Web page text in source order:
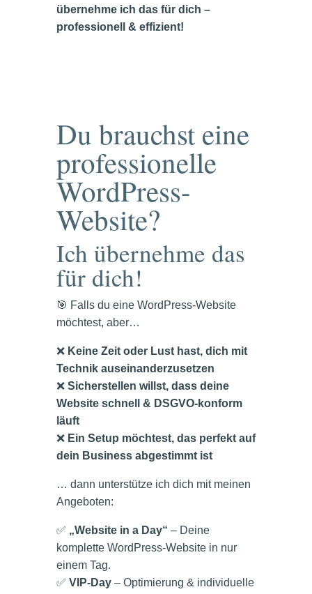
übernehme ich das für dich –
professionell & effizient!
Du brauchst eine
professionelle
WordPress-
Website?
Ich übernehme das
für dich!
🎯 Falls du eine WordPress-Website
möchtest, aber…
❌ Keine Zeit oder Lust hast, dich mit
Technik auseinanderzusetzen
❌ Sicherstellen willst, dass deine
Website schnell & DSGVO-konform
läuft
❌ Ein Setup möchtest, das perfekt auf
dein Business abgestimmt ist
… dann unterstütze ich dich mit meinen
Angeboten:
✅ „Website in a Day“ – Deine
komplette WordPress-Website in nur
einem Tag.
✅ VIP-Day– Optimierung & individuelle